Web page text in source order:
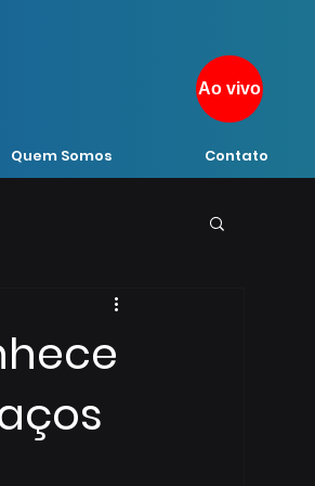
Quem Somos Contato
Ao vivo